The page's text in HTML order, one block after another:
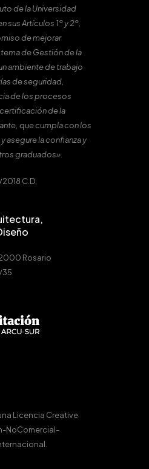
de la Universidad
sus Artículos 1º y 2º,
de mejorar
de Gestión de la
ambiente de trabajo
de seguridad,
de los procesos
de la
que cumpla con los
asegure la confianza y
graduados».
C.D.
Rosario
35
Licencia Creative
NoComercial-
.